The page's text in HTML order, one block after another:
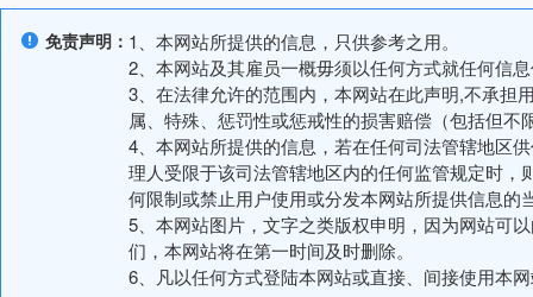
免责声明： 1、本网站所提供的信息，只供参考之用。
2、本网站及其雇员一概毋须以任何方式就任何信
3、在法律允许的范围内，本网站在此声明,不承担
属、特殊、惩罚性或惩戒性的损害赔偿（包括但
4、本网站所提供的信息，若在任何司法管辖地区
理人受限于该司法管辖地区内的任何监管规定时
何限制或禁止用户使用或分发本网站所提供信息的
5、本网站图片，文字之类版权申明，因为网站可
们，本网站将在第一时间及时删除。
6、凡以任何方式登陆本网站或直接、间接使用本